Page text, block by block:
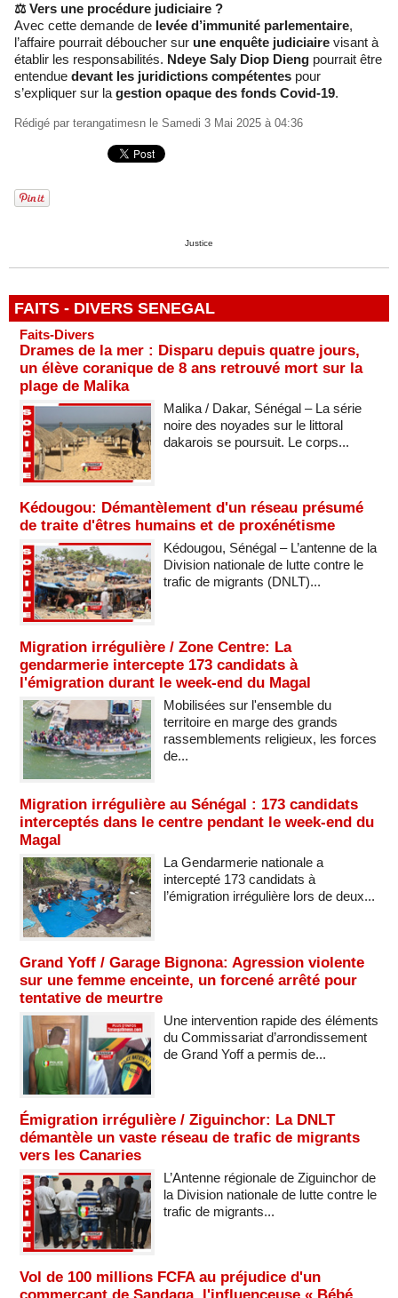
⚖️ Vers une procédure judiciaire ?
Avec cette demande de levée d’immunité parlementaire,
l’affaire pourrait déboucher sur une enquête judiciaire visant à
établir les responsabilités. Ndeye Saly Diop Dieng pourrait être
entendue devant les juridictions compétentes pour
s’expliquer sur la gestion opaque des fonds Covid-19.
Rédigé par terangatimesn le Samedi 3 Mai 2025 à 04:36
Justice
FAITS - DIVERS SENEGAL
Faits-Divers
Drames de la mer : Disparu depuis quatre jours,
un élève coranique de 8 ans retrouvé mort sur la
plage de Malika
Malika / Dakar, Sénégal – La série
noire des noyades sur le littoral
dakarois se poursuit. Le corps...
Kédougou: Démantèlement d'un réseau présumé
de traite d'êtres humains et de proxénétisme
Kédougou, Sénégal – L’antenne de la
Division nationale de lutte contre le
trafic de migrants (DNLT)...
Migration irrégulière / Zone Centre: La
gendarmerie intercepte 173 candidats à
l'émigration durant le week-end du Magal
Mobilisées sur l'ensemble du
territoire en marge des grands
rassemblements religieux, les forces
de...
Migration irrégulière au Sénégal : 173 candidats
interceptés dans le centre pendant le week-end du
Magal
La Gendarmerie nationale a
intercepté 173 candidats à
l’émigration irrégulière lors de deux...
Grand Yoff / Garage Bignona: Agression violente
sur une femme enceinte, un forcené arrêté pour
tentative de meurtre
Une intervention rapide des éléments
du Commissariat d’arrondissement
de Grand Yoff a permis de...
Émigration irrégulière / Ziguinchor: La DNLT
démantèle un vaste réseau de trafic de migrants
vers les Canaries
L’Antenne régionale de Ziguinchor de
la Division nationale de lutte contre le
trafic de migrants...
Vol de 100 millions FCFA au préjudice d'un